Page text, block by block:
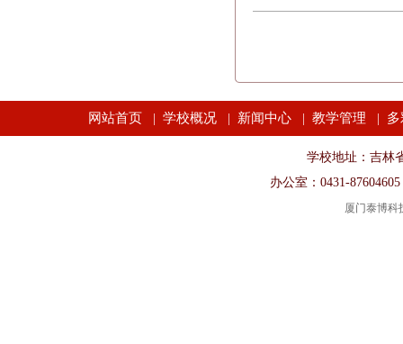
网站首页 学校概况 新闻中心 教学管理
学校地址：吉林
办公室：0431-
厦门泰博科